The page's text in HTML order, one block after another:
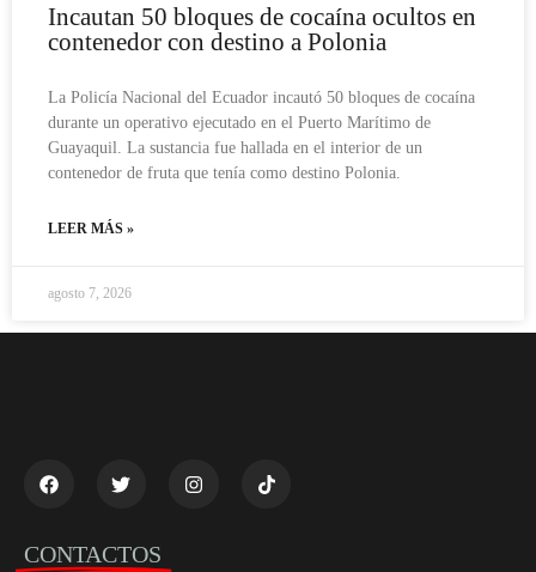
Incautan 50 bloques de cocaína ocultos en
contenedor con destino a Polonia
La Policía Nacional del Ecuador incautó 50 bloques de cocaína
durante un operativo ejecutado en el Puerto Marítimo de
Guayaquil. La sustancia fue hallada en el interior de un
contenedor de fruta que tenía como destino Polonia.
LEER MÁS »
agosto 7, 2026
CONTACTOS